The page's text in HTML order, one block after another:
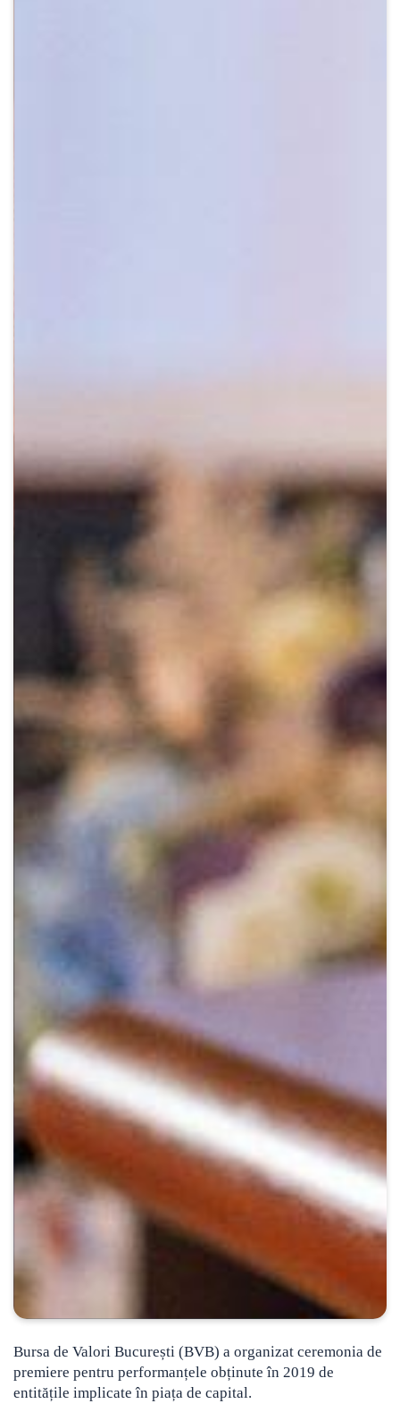
Bursa de Valori București (BVB) a organizat ceremonia de
premiere pentru performanțele obținute în 2019 de
entitățile implicate în piața de capital.